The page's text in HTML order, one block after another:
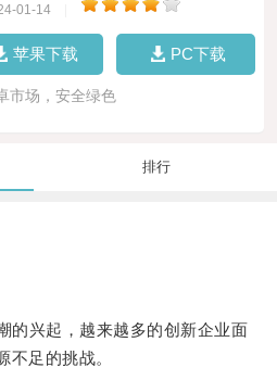
01-14
苹果下载 PC下载
市场，安全绿色
排行
兴起，越来越多的创新企业面
不足的挑战。